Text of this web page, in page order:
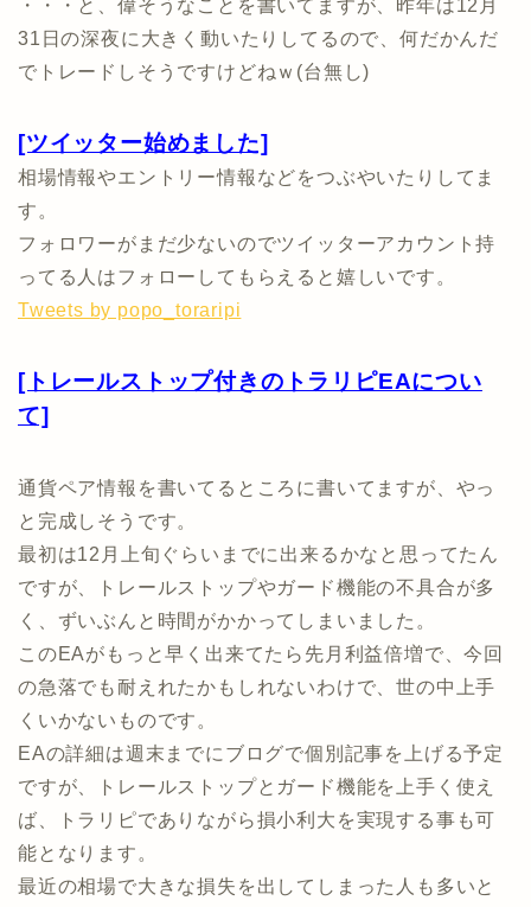
・・・と、偉そうなことを書いてますが、昨年は12月
31日の深夜に大きく動いたりしてるので、何だかんだ
でトレードしそうですけどねｗ(台無し)
[ツイッター始めました]
相場情報やエントリー情報などをつぶやいたりしてま
す。
フォロワーがまだ少ないのでツイッターアカウント持
ってる人はフォローしてもらえると嬉しいです。
Tweets by popo_toraripi
[トレールストップ付きのトラリピEAについ
て]
通貨ペア情報を書いてるところに書いてますが、やっ
と完成しそうです。
最初は12月上旬ぐらいまでに出来るかなと思ってたん
ですが、トレールストップやガード機能の不具合が多
く、ずいぶんと時間がかかってしまいました。
このEAがもっと早く出来てたら先月利益倍増で、今回
の急落でも耐えれたかもしれないわけで、世の中上手
くいかないものです。
EAの詳細は週末までにブログで個別記事を上げる予定
ですが、トレールストップとガード機能を上手く使え
ば、トラリピでありながら損小利大を実現する事も可
能となります。
最近の相場で大きな損失を出してしまった人も多いと